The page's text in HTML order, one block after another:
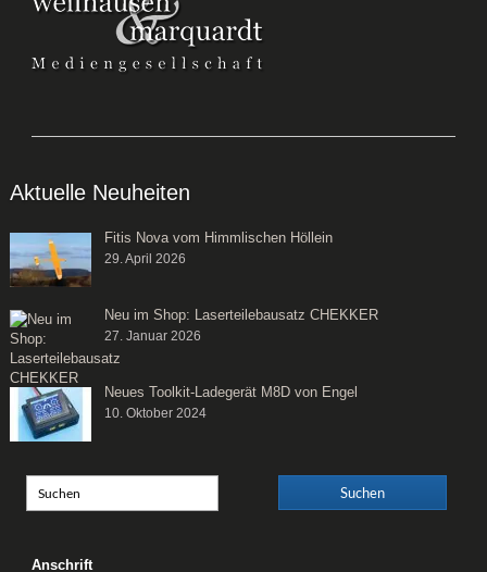
Aktuelle Neuheiten
Fitis Nova vom Himmlischen Höllein
29. April 2026
Neu im Shop: Laserteilebausatz CHEKKER
27. Januar 2026
Neues Toolkit-Ladegerät M8D von Engel
10. Oktober 2024
Anschrift